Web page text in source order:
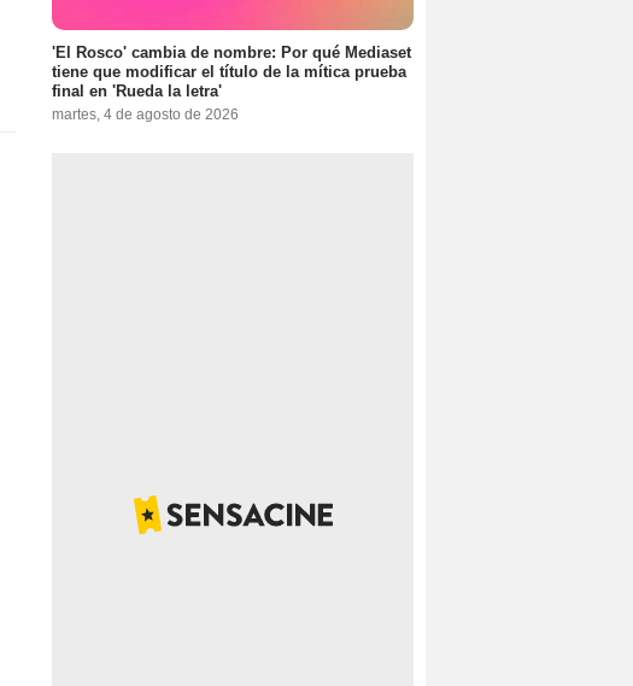
'El Rosco' cambia de nombre: Por qué Mediaset
tiene que modificar el título de la mítica prueba
final en 'Rueda la letra'
martes, 4 de agosto de 2026